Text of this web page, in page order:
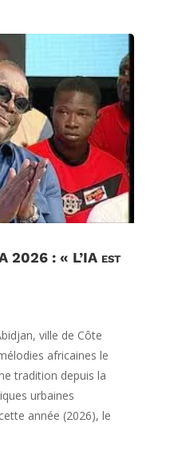
2026 : « L’IA est
ville de Côte
africaines le
tradition depuis la
urbaines
année (2026), le